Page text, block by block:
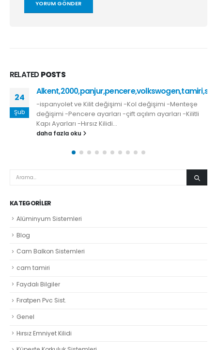
RELATEDPOSTS
24
Şub
-ispanyolet ve Kilit değişimi -Kol değişimi -Menteşe
değişimi -Pencere ayarları -çift açılım ayarları -Kilitli
Kapı Ayarları -Hırsız Kilidi...
daha fazla oku
KATEGORILER
Alüminyum Sistemleri
Blog
Cam Balkon Sistemleri
cam tamiri
Faydalı Bilgiler
Fıratpen Pvc Sist.
Genel
Hırsız Emniyet Kilidi